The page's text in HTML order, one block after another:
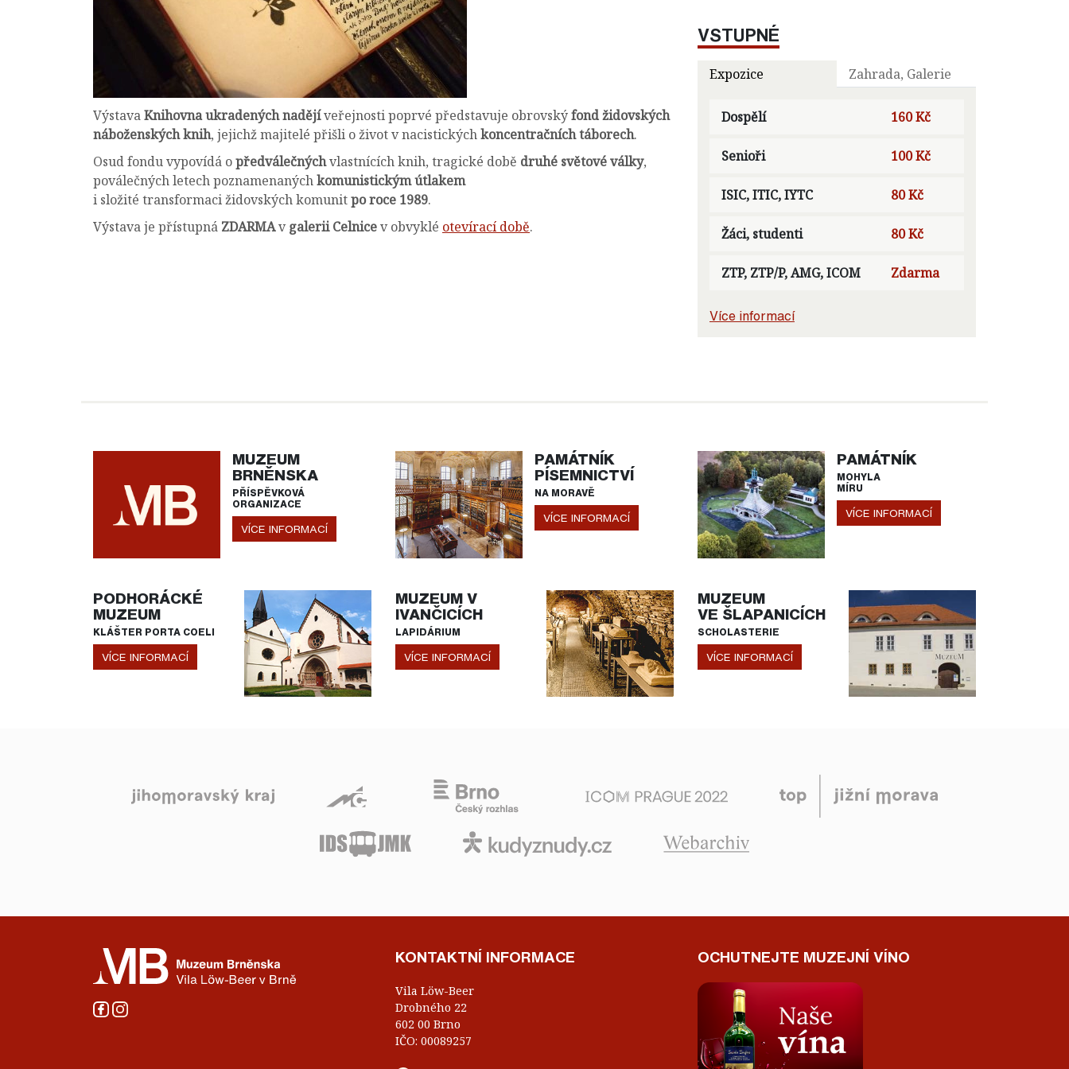
VýstavaKnihovna ukradených nadějíveřejnosti poprvé představuje obrovskýfond židovských
náboženských knih, jejichž majitelé přišli o život v nacistickýchkoncentračních táborech.
Osud fondu vypovídá opředválečnýchvlastnících knih, tragické době druhé světové války,
poválečných letech poznamenanýchkomunistickým útlakem
i složité transformaci židovských komunitpo roce 1989.
Výstava je přístupná ZDARMAvgalerii Celnicev obvyklé otevírací době.
VSTUPNÉ
Expozice Zahrada, Galerie
Dospělí 160 Kč
Senioři 100 Kč
ISIC, ITIC, IYTC 80 Kč
Žáci, studenti 80 Kč
ZTP, ZTP/P, AMG, ICOM Zdarma
Více informací
MUZEUM
BRNĚNSKA
PŘÍSPĚVKOVÁ
ORGANIZACE
VÍCE INFORMACÍ
PAMÁTNÍK
PÍSEMNICTVÍ
NA MORAVĚ
VÍCE INFORMACÍ
PAMÁTNÍK
MOHYLA
MÍRU
VÍCE INFORMACÍ
PODHORÁCKÉ
MUZEUM
KLÁŠTER PORTA COELI
VÍCE INFORMACÍ
MUZEUM V
IVANČICÍCH
LAPIDÁRIUM
VÍCE INFORMACÍ
MUZEUM
VE ŠLAPANICÍCH
SCHOLASTERIE
VÍCE INFORMACÍ
KONTAKTNÍ INFORMACE
Vila Löw-Beer
Drobného 22
602 00 Brno
IČO: 00089257
OCHUTNEJTE MUZEJNÍ VÍNO